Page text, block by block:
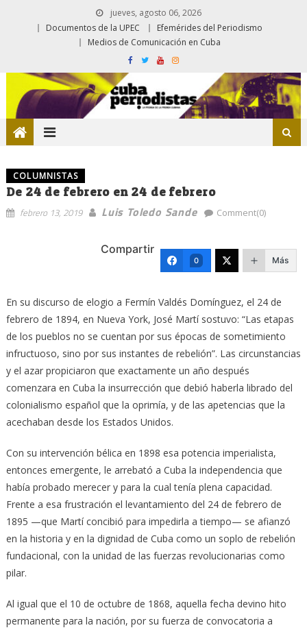
jueves, agosto 06, 2026
Documentos de la UPEC
Efemérides del Periodismo
Medios de Comunicación en Cuba
COLUMNISTAS
De 24 de febrero en 24 de febrero
febrero 13, 2019 Luis Toledo Sande Comment(0)
Compartir
0 Más
En su discurso de elogio a Fermín Valdés Domínguez, el 24 de
febrero de 1894, en Nueva York, José Martí sostuvo: “Las etapas
de los pueblos no se cuentan por sus épocas de sometimiento
infructuoso, sino por sus instantes de rebelión”. Las circunstancias
y el azar propiciaron que exactamente un año después
comenzara en Cuba la insurrección que debió haberla librado del
colonialismo español que la oprimía, y de las apetencias que la
acechaban desde los Estados Unidos.
Con su intervención bélica en 1898 esa potencia imperialista,
entonces emergente, le arrebató a Cuba la independencia que
había probado merecer y para la cual tenía plena capacidad.
Frente a esa frustración el levantamiento del 24 de febrero de
1895 —que Martí concibió para impedirla a tiempo— se afianzó
en la historia y en la dignidad de Cuba como un soplo de rebelión
fundacional, con la unidad de las fuerzas revolucionarias como
pilar.
Al igual que el 10 de octubre de 1868, aquella fecha devino hito
permanente para la nación, por su fuerza de convocatoria a